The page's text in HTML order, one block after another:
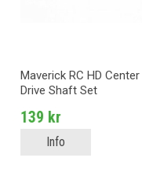
Maverick RC HD Center
Drive Shaft Set
139 kr
Info